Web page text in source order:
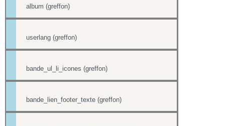
album (greffon)
userlang (greffon)
bande_ul_li_icones (greffon)
bande_lien_footer_texte (greffon)